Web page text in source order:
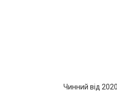
Чинний від